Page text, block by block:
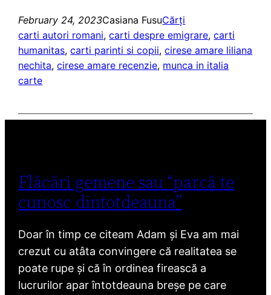
February 24, 2023Casiana FusuCărți
carti autori romani, carti despre emigrare, carti
humanitas, carti parinti si copii, cirese amare liliana
nechita, cirese amare recenzie, munca in italia
carte
Flăcări gemene sau “parcă te
cunosc dintotdeauna”
Doar în timp ce citeam Adam și Eva am mai
crezut cu atâta convingere că realitatea se
poate rupe și că în ordinea firească a
lucrurilor apar întotdeauna breșe pe care